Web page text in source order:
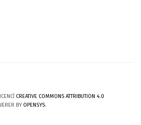
CREATIVE COMMONS ATTRIBUTION 4.0
BYOPENSYS.